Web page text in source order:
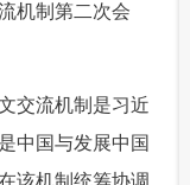
公司
数据
机制第二次会
交流机制是习近
中国与发展中国
该机制统筹协调